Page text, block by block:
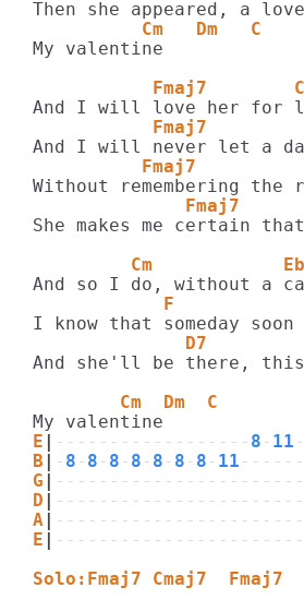
          Cm   Dm   C
My valentine
Fmaj7
Fmaj7
Fmaj7
Fmaj7
She makes me certain
         Cm            Eb
F
D7
And she'll be there,
        Cm  Dm  C
E
------------------ 8 - 11 -
B
- 8 - 8 - 8 - 8 - 8 - 8 - 8 - 11
G
D
A
E
Solo:Fmaj7 Cmaj7  Fmaj7